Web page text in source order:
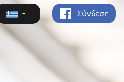
Σύνδεση